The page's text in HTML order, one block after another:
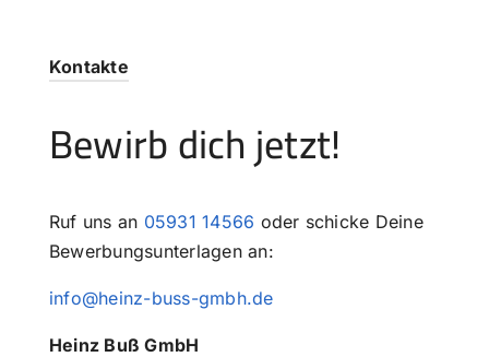
Kontakte
Bewirb dich jetzt!
Ruf uns an 05931 14566 oder schicke Deine
Bewerbungsunterlagen an:
info@heinz-buss-gmbh.de
Heinz Buß GmbH